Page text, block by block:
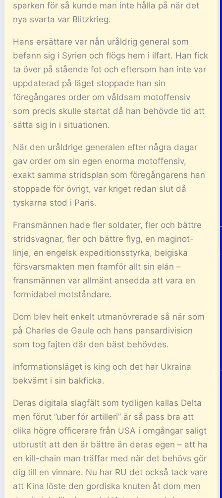
sparken för så kunde man inte hålla på när det
nya svarta var Blitzkrieg.
Hans ersättare var nån uråldrig general som
befann sig i Syrien och flögs hem i ilfart. Han fick
ta över på stående fot och eftersom han inte var
uppdaterad på läget stoppade han sin
föregångares order om våldsam motoffensiv
som precis skulle startat då han behövde tid att
sätta sig in i situationen.
När den uråldrige generalen efter några dagar
gav order om sin egen enorma motoffensiv,
exakt samma stridsplan som föregångarens han
stoppade för övrigt, var kriget redan slut då
tyskarna stod i Paris.
Fransmännen hade fler soldater, fler och bättre
stridsvagnar, fler och bättre flyg, en maginot-
linje, en engelsk expeditionsstyrka, belgiska
försvarsmakten men framför allt sin elán –
fransmännen var allmänt ansedda att vara en
formidabel motståndare.
Dom blev helt enkelt utmanövrerade så när som
på Charles de Gaule och hans pansardivision
som tog fajten där den bäst behövdes.
Informationsläget is king och det har Ukraina
bekvämt i sin bakficka.
Deras digitala slagfält som tydligen kallas Delta
men förut ”uber för artilleri” är så pass bra att
olika högre officerare från USA i omgångar saligt
utbrustit att den är bättre än deras egen – att ha
en kill-chain man träffar med när det behövs gör
dig till en vinnare. Nu har RU det också tack vare
att Kina löste den gordiska knuten åt dom men